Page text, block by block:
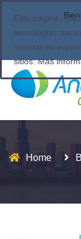
Home
Esta página
tecnologías para
mejorar su
sitios:Más